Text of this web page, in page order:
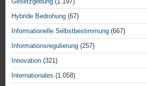
Hybride Bedrohung (67)
Informationelle Selbstbestimmung (667)
Informationsregulierung (257)
Innovation (321)
Internationales (1.058)